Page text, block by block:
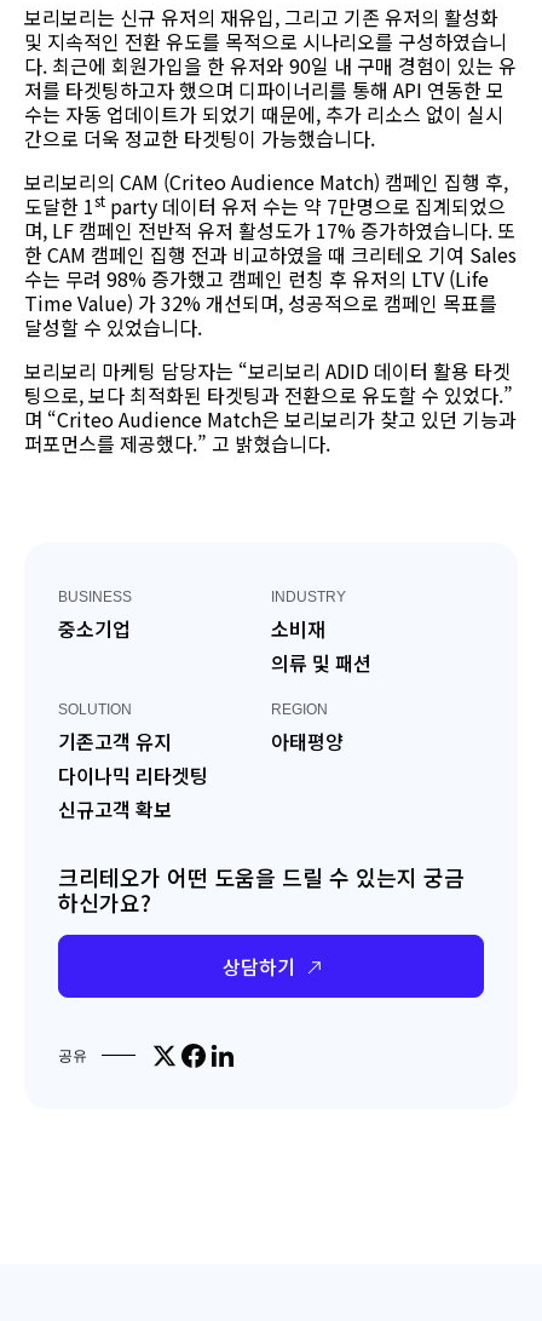
BUSINESS
중소기업
INDUSTRY
소비재
의류 및 패션
SOLUTION
기존고객 유지
다이나믹 리타겟팅
신규고객 확보
REGION
아태평양
크리테오가 어떤 도움을 드릴 수 있는지 궁금
하신가요?
상담하기
공유 Share on X
Share on Facebook
Share on LinkedIn
보리보리는 신규 유저의 재유입, 그리고 기존 유저의 활성화
및 지속적인 전환 유도를 목적으로 시나리오를 구성하였습니
다. 최근에 회원가입을 한 유저와 90일 내 구매 경험이 있는 유
저를 타겟팅하고자 했으며 디파이너리를 통해 API 연동한 모
수는 자동 업데이트가 되었기 때문에, 추가 리소스 없이 실시
간으로 더욱 정교한 타겟팅이 가능했습니다.
보리보리의 CAM (Criteo Audience Match) 캠페인 집행 후,
도달한 1st party 데이터 유저 수는 약 7만명으로 집계되었으
며, LF 캠페인 전반적 유저 활성도가 17% 증가하였습니다. 또
한 CAM 캠페인 집행 전과 비교하였을 때 크리테오 기여 Sales
수는 무려 98% 증가했고 캠페인 런칭 후 유저의 LTV (Life
Time Value) 가 32% 개선되며, 성공적으로 캠페인 목표를
달성할 수 있었습니다.
보리보리 마케팅 담당자는 “보리보리 ADID 데이터 활용 타겟
팅으로, 보다 최적화된 타겟팅과 전환으로 유도할 수 있었다.”
며 “Criteo Audience Match은 보리보리가 찾고 있던 기능과
퍼포먼스를 제공했다.” 고 밝혔습니다.